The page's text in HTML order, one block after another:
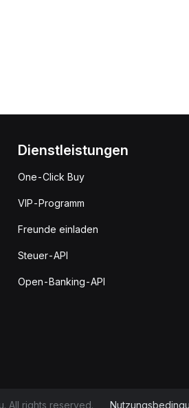
Dienstleistungen
One-Click Buy
VIP-Programm
Freunde einladen
Steuer-API
Open-Banking-API
All rights reserved.